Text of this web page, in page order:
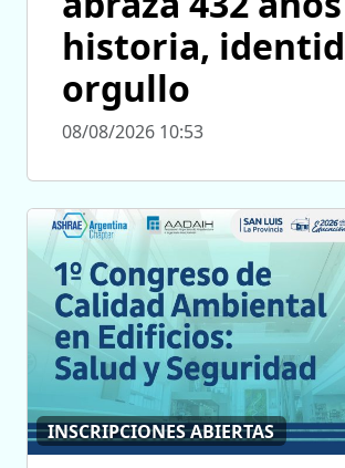
historia,
orgullo
08/08/2026 10:53
INSCRIPCIONES ABIERTAS